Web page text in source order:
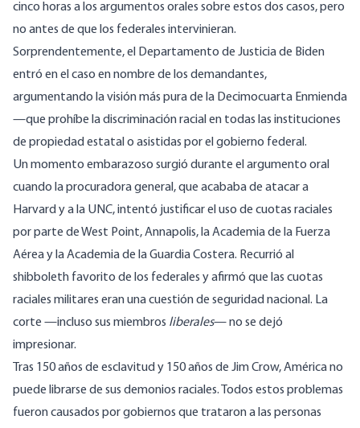
cinco horas a los argumentos orales sobre estos dos casos, pero
no antes de que los federales intervinieran.
Sorprendentemente, el Departamento de Justicia de Biden
entró en el caso en nombre de los demandantes,
argumentando la visión más pura de la Decimocuarta Enmienda
—que prohíbe la discriminación racial en todas las instituciones
de propiedad estatal o asistidas por el gobierno federal.
Un momento embarazoso surgió durante el argumento oral
cuando la procuradora general, que acababa de atacar a
Harvard y a la UNC, intentó justificar el uso de cuotas raciales
por parte de West Point, Annapolis, la Academia de la Fuerza
Aérea y la Academia de la Guardia Costera. Recurrió al
shibboleth favorito de los federales y afirmó que las cuotas
raciales militares eran una cuestión de seguridad nacional. La
corte —incluso sus miembros liberales— no se dejó
impresionar.
Tras 150 años de esclavitud y 150 años de Jim Crow, América no
puede librarse de sus demonios raciales. Todos estos problemas
fueron causados por gobiernos que trataron a las personas